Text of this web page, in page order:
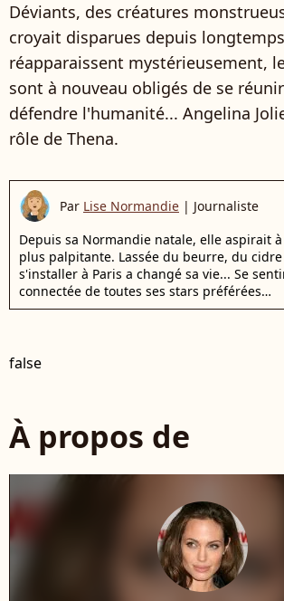
Déviants, des créatures
croyait disparues depuis
réapparaissent mystérieusement,
sont à nouveau obligés de se
défendre l'humanité... Angelina
rôle de Thena.
Par Lise Normandie | Journaliste
Depuis sa Normandie natale, elle aspirait
plus palpitante. Lassée du beurre, du cidre
s'installer à Paris a changé sa vie... Se
connectée de toutes ses stars préférées…
false
À propos de